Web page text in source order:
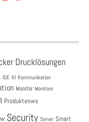
Drucklösungen
ISE KI Kommunikation
Monitor Monitore
Produktenws
Security Server Smart